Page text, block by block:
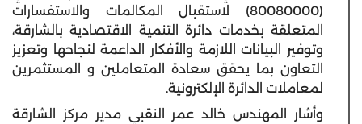
(80080000) لاستقبال المكالمات والاستفسارات
المتعلقة بخدمات دائرة التنمية الاقتصادية بالشارقة،
وتوفير البيانات اللازمة والأفكار الداعمة لنجاحها وتعزيز
التعاون بما يحقق سعادة المتعاملين و المستثمرين
لمعاملات الدائرة الإلكترونية.
وأشار المهندس خالد عمر النقبي مدير مركز الشارقة